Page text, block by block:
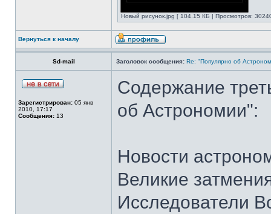
Новый рисунок.jpg [ 104.15 КБ | Просмотров:
Вернуться к началу
Sd-mail Заголовок сообщения: Re: "Популярно об
Зарегистрирован: 05 янв
2010, 17:17
Сообщения: 13
Содержание
об Астрономии":
Новости
Великие
Исcледователи